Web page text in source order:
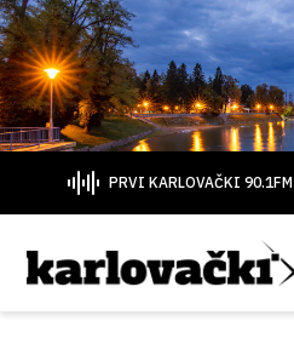
PRVI KARLOVAČKI 90.1FM